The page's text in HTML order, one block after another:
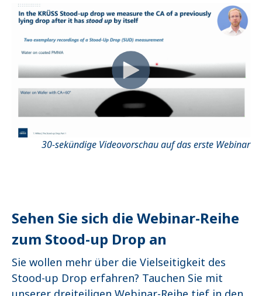
30-sekündige Videovorschau auf das erste Webinar
Sehen Sie sich die Webinar-Reihe
zum Stood-up Drop an
Sie wollen mehr über die Vielseitigkeit des
Stood-up Drop erfahren? Tauchen Sie mit